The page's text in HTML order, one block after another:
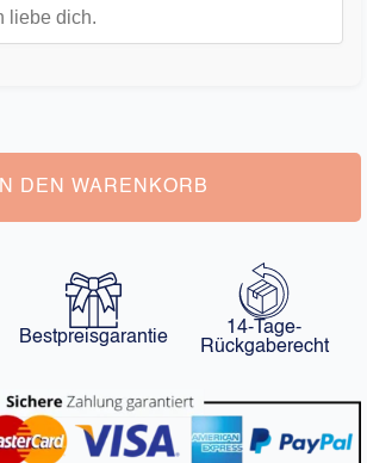
IN DEN WARENKORB
Bestpreisgarantie
14-Tage-
Rückgaberecht